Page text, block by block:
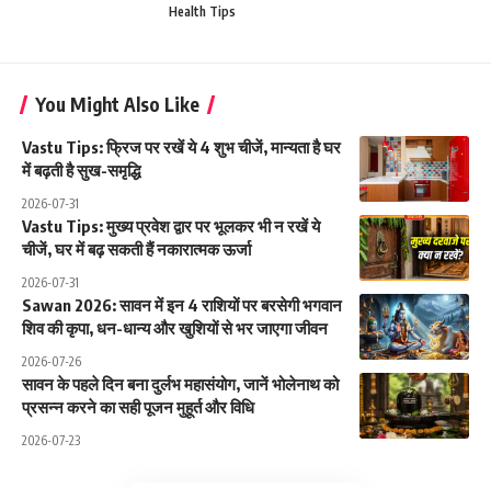
Health Tips
You Might Also Like
Vastu Tips: फ्रिज पर रखें ये 4 शुभ चीजें, मान्यता है घर
में बढ़ती है सुख-समृद्धि
2026-07-31
Vastu Tips: मुख्य प्रवेश द्वार पर भूलकर भी न रखें ये
चीजें, घर में बढ़ सकती हैं नकारात्मक ऊर्जा
2026-07-31
Sawan 2026: सावन में इन 4 राशियों पर बरसेगी भगवान
शिव की कृपा, धन-धान्य और खुशियों से भर जाएगा जीवन
2026-07-26
सावन के पहले दिन बना दुर्लभ महासंयोग, जानें भोलेनाथ को
प्रसन्न करने का सही पूजन मुहूर्त और विधि
2026-07-23